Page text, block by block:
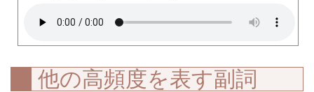
他の高頻度を表す副詞